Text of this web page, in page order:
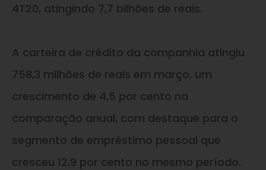
4T20, atingindo 7,7 bilhões de reais.
A carteira de crédito da companhia atingiu
758,3 milhões de reais em março, um
crescimento de 4,5 por cento na
comparação anual, com destaque para o
segmento de empréstimo pessoal que
cresceu 12,9 por cento no mesmo período.